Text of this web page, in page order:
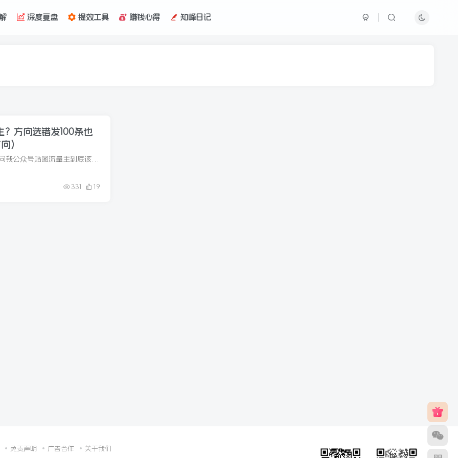
深度复盘 提效工具 赚钱心得 知峰日记
？方向选错发100条也
）
331 19
免责声明 广告合作 关于我们